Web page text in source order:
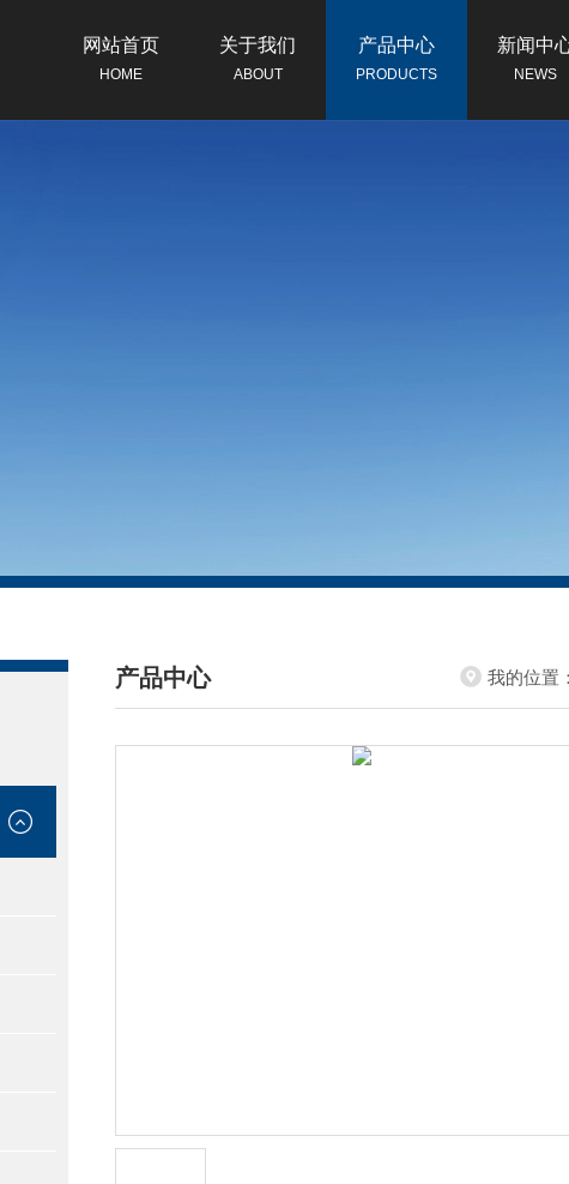
网站首页
HOME
关于我们
ABOUT
产品中心
PRODUCTS
新闻中
NEWS
产品中心
/ PRODUCTS CENTER
我的位置：